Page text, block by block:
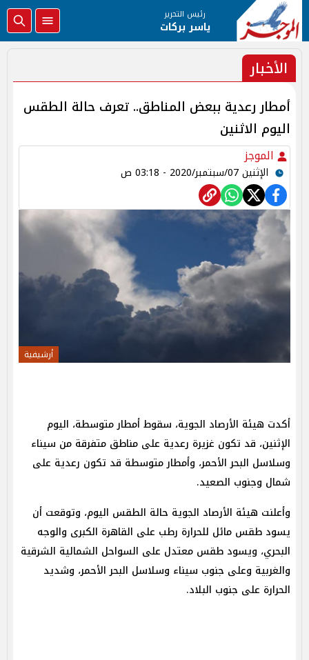
رئيس التحرير
ياسر بركات
الأخبار
أمطار رعدية ببعض المناطق.. تعرف حالة الطقس
اليوم الاثنين
الموجز
الإثنين 07/سبتمبر/2020 - 03:18 ص
أرشيفية
أكدت هيئة الأرصاد الجوية، سقوط أمطار متوسطة، اليوم
الإثنين، قد تكون غزيرة رعدية على مناطق متفرقة من سيناء
وسلاسل البحر الأحمر، وأمطار متوسطة قد تكون رعدية على
شمال وجنوب الصعيد.
وأعلنت هيئة الأرصاد الجوية حالة الطقس اليوم، وتوقعت أن
يسود طقس مائل للحرارة رطب على القاهرة الكبرى والوجه
البحري، ويسود طقس معتدل على السواحل الشمالية الشرقية
والغربية وعلى جنوب سيناء وسلاسل البحر الأحمر، وشديد
الحرارة على جنوب البلاد.